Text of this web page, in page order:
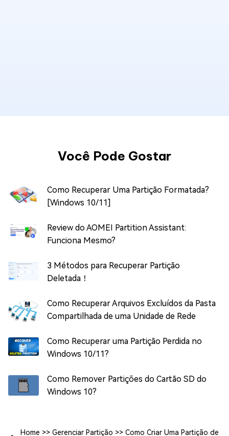
Você Pode Gostar
Como Recuperar Uma Partição Formatada?
[Windows 10/11]
Review do AOMEI Partition Assistant:
Funciona Mesmo?
3 Métodos para Recuperar Partição
Deletada！
Como Recuperar Arquivos Excluídos da Pasta
Compartilhada de uma Unidade de Rede
Como Recuperar uma Partição Perdida no
Windows 10/11?
Como Remover Partições do Cartão SD do
Windows 10?
Home >> Gerenciar Partição >> Como Criar Uma Partição de